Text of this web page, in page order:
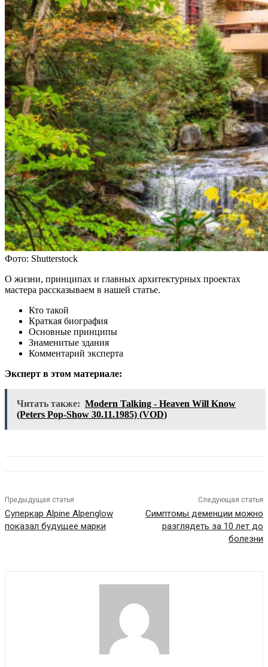
Фото: Shutterstock
О жизни, принципах и главных архитектурных проектах
мастера рассказываем в нашей статье.
Кто такой
Краткая биография
Основные принципы
Знаменитые здания
Комментарий эксперта
Эксперт в этом материале:
Читать также: Modern Talking - Heaven Will Know
(Peters Pop-Show 30.11.1985) (VOD)
Предыдущая статья
Суперкар Alpine Alpenglow
показал будущее марки
Следующая статья
Симптомы деменции можно
разглядеть за 10 лет до
болезни